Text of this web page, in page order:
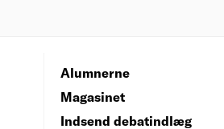
Alumnerne
Magasinet
Indsend debatindlæg